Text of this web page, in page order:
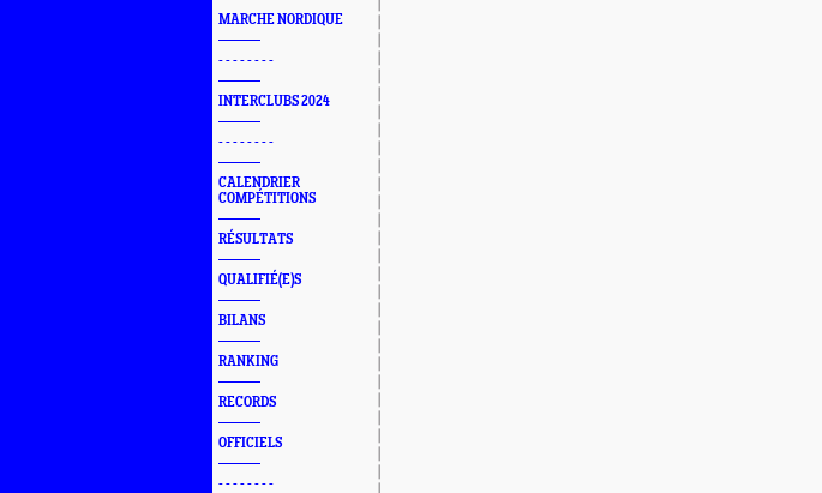
MARCHE NORDIQUE
- - - - - - - -
INTERCLUBS 2024
- - - - - - - -
CALENDRIER
COMPÉTITIONS
RÉSULTATS
QUALIFIÉ(E)S
BILANS
RANKING
RECORDS
OFFICIELS
- - - - - - - -